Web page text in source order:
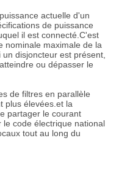
actuelle d'un
de puissance
il est connecté.C'est
nominale maximale de la
disjoncteur est présent,
ou dépasser le
de filtres en parallèle
plus élevées.et la
partager le courant
code électrique national
tout au long du